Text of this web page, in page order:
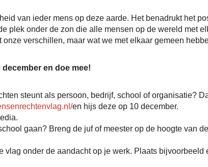
van ieder mens op deze aarde. Het benadrukt het
plek onder de zon die alle mensen op de wereld met
verschillen, maar wat we met elkaar gemeen
en doe mee!
steunt als persoon, bedrijf, school of organisatie?
en hijs deze op 10 december.
gaan? Breng de juf of meester op de hoogte van
vlag onder de aandacht op je werk. Plaats